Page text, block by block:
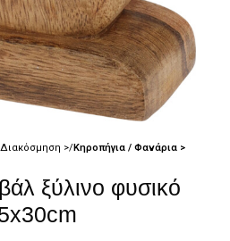
Διακόσμηση Κηροπήγια / Φανάρια
ξύλινο φυσικό